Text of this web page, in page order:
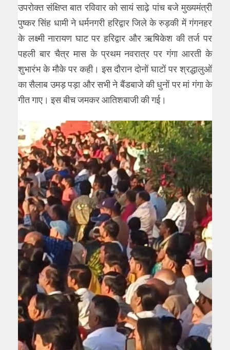
उपरोक्त संक्षिप्त बात रविवार को सायं साढ़े पांच बजे मुख्यमंत्री
पुष्कर सिंह धामी ने धर्मनगरी हरिद्वार जिले के रुड़की में गंगनहर
के लक्ष्मी नारायण घाट पर हरिद्वार और ऋषिकेश की तर्ज पर
पहली बार चैत्र मास के प्रथम नवरात्र पर गंगा आरती के
शुभारंभ के मौके पर कही। इस दौरान दोनों घाटों पर श्रद्धालुओं
का सैलाब उमड़ पड़ा और सभी ने बैंडबाजे की धुनों पर मां गंगा के
गीत गाए। इस बीच जमकर आतिशबाजी की गई।